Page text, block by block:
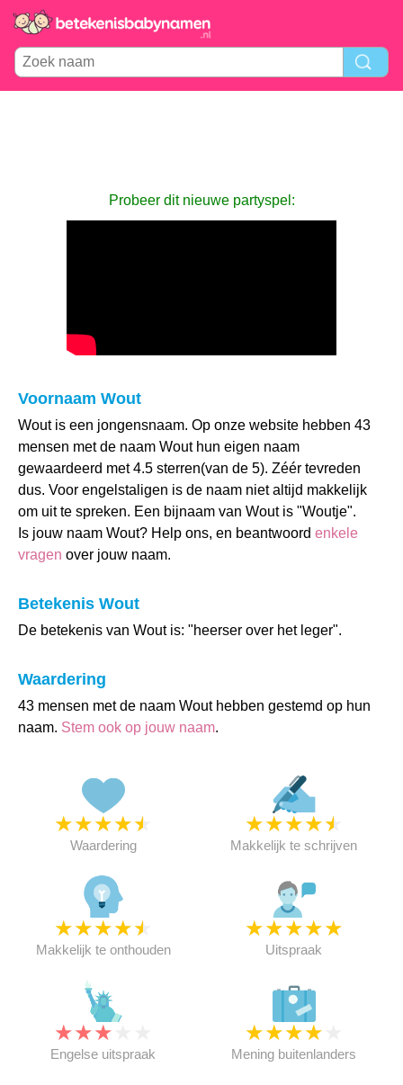
Probeer dit nieuwe partyspel:
Voornaam Wout
Wout is een jongensnaam. Op onze website hebben 43
mensen met de naam Wout hun eigen naam
gewaardeerd met 4.5 sterren(van de 5). Zéér tevreden
dus. Voor engelstaligen is de naam niet altijd makkelijk
om uit te spreken. Een bijnaam van Wout is "Woutje".
Is jouw naam Wout? Help ons, en beantwoord enkele
vragen over jouw naam.
Betekenis Wout
De betekenis van Wout is: "heerser over het leger".
Waardering
43 mensen met de naam Wout hebben gestemd op hun
naam. Stem ook op jouw naam.
★★★★★
Waardering
★★★★★
Makkelijk te schrijven
★★★★★
Makkelijk te onthouden
★★★★★
Uitspraak
★★★
Engelse uitspraak
★★★★
Mening buitenlanders